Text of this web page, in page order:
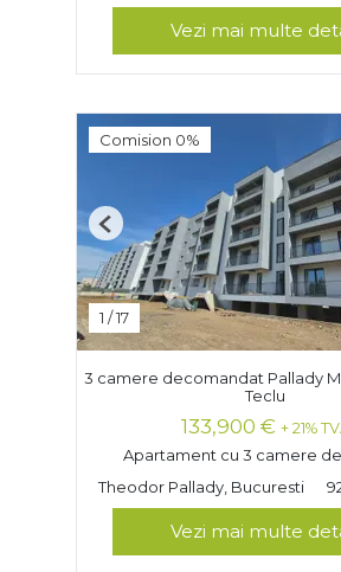
Vezi mai multe
Comision 0%
1 /17
Previous
3 camere decomandat Pallady
Teclu
133,900 € + 21%
Apartament cu 3 camere
Theodor Pallady, Bucuresti
Vezi mai multe